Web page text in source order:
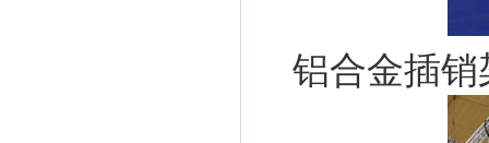
铝合金插